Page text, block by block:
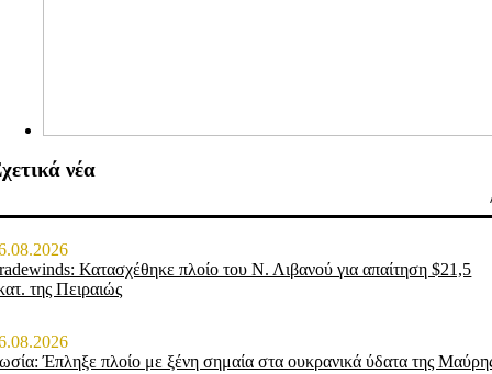
νέα
Κατασχέθηκε πλοίο του Ν. Λιβανού για απαίτηση $21,5
της Πειραιώς
Έπληξε πλοίο με ξένη σημαία στα ουκρανικά ύδατα της